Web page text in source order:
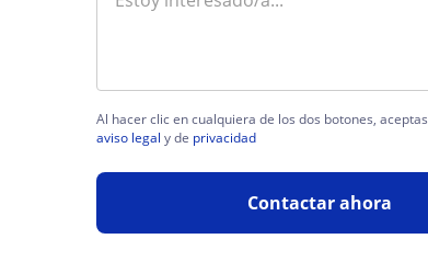
Al hacer clic en cualquiera de los dos botones,
aviso legal y de privacidad
Contactar ahora